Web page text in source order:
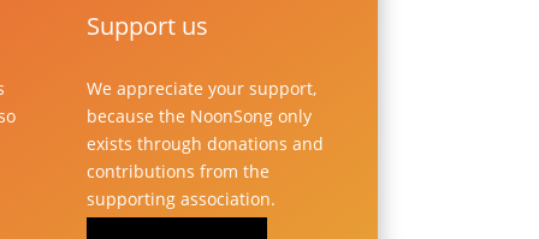
Support us
We appreciate your support,
because the NoonSong only
exists through donations and
contributions from the
supporting association.